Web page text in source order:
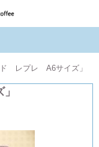
ド レプレ A6サイズ」